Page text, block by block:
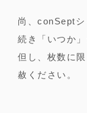
尚、conSeptシ
続き「いつか
但し、枚数に
赦ください。